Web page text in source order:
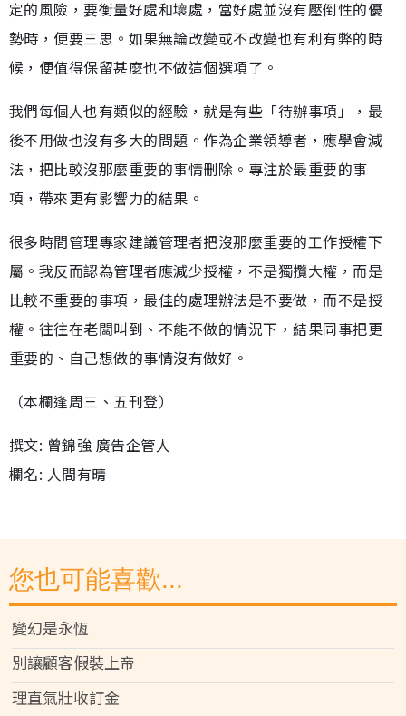
定的風險，要衡量好處和壞處，當好處並沒有壓倒性的優
勢時，便要三思。如果無論改變或不改變也有利有弊的時
候，便值得保留甚麼也不做這個選項了。
我們每個人也有類似的經驗，就是有些「待辦事項」，最
後不用做也沒有多大的問題。作為企業領導者，應學會減
法，把比較沒那麼重要的事情刪除。專注於最重要的事
項，帶來更有影響力的結果。
很多時間管理專家建議管理者把沒那麼重要的工作授權下
屬。我反而認為管理者應減少授權，不是獨攬大權，而是
比較不重要的事項，最佳的處理辦法是不要做，而不是授
權。往往在老闆叫到、不能不做的情況下，結果同事把更
重要的、自己想做的事情沒有做好。
（本欄逢周三、五刊登）
撰文: 曾錦強 廣告企管人
欄名: 人間有晴
您也可能喜歡...
變幻是永恆
別讓顧客假裝上帝
理直氣壯收訂金